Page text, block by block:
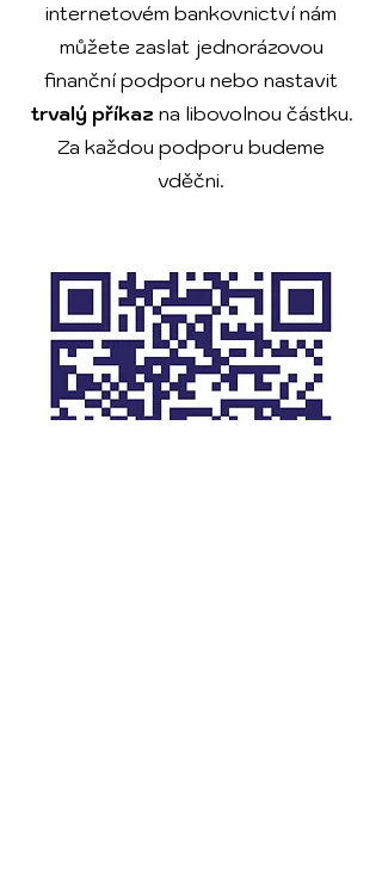
internetovém bankovnictví nám
můžete zaslat jednorázovou
finanční podporu nebo nastavit
trvalý příkaz na libovolnou částku.
Za každou podporu budeme
vděčni.